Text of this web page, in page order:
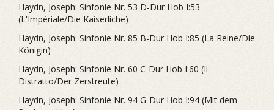
Haydn, Joseph: Sinfonie Nr. 53 D-Dur Hob I:53
(L'Impériale/Die Kaiserliche)
Haydn, Joseph: Sinfonie Nr. 85 B-Dur Hob I:85 (La Reine/Die
Königin)
Haydn, Joseph: Sinfonie Nr. 60 C-Dur Hob I:60 (Il
Distratto/Der Zerstreute)
Haydn, Joseph: Sinfonie Nr. 94 G-Dur Hob I:94 (Mit dem